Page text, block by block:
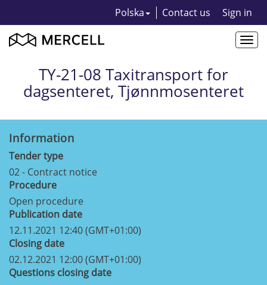
Polska Contact us Sign in
TY-21-08 Taxitransport for
dagsenteret, Tjønnmosenteret
Information
Tender type
02 - Contract notice
Procedure
Open procedure
Publication date
12.11.2021 12:40 (GMT+01:00)
Closing date
02.12.2021 12:00 (GMT+01:00)
Questions closing date